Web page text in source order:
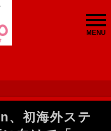
MENU
、初海外ステ